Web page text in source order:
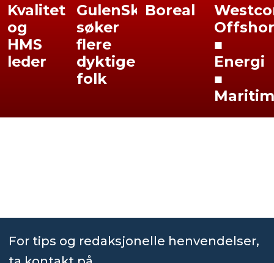
Kvalitet
og
HMS
leder
GulenSkyss
søker
flere
dyktige
folk
Boreal
■
Energi
■
Maritim
For tips og redaksjonelle henvendelser,